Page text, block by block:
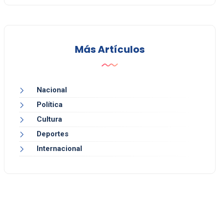
Más Artículos
Nacional
Política
Cultura
Deportes
Internacional